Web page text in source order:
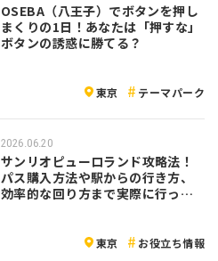
OSEBA（八王子）でボタンを押し
まくりの1日！あなたは「押すな」
ボタンの誘惑に勝てる？
東京 テーマパーク
2026.06.20
サンリオピューロランド攻略法！
パス購入方法や駅からの行き方、
効率的な回り方まで実際に行って
東京 お役立ち情報